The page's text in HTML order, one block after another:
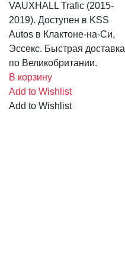
VAUXHALL Trafic (2015-
2019). Доступен в KSS
Autos в Клактоне-на-Си,
Эссекс. Быстрая доставка
по Великобритании.
В корзину
Add to Wishlist
Add to Wishlist